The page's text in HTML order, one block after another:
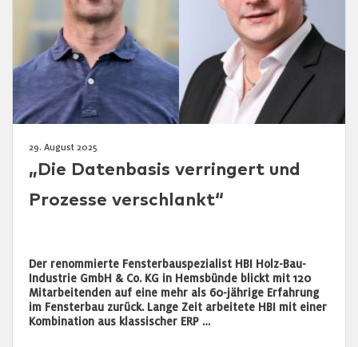
29. August 2025
„Die Datenbasis verringert und
Prozesse verschlankt“
Der renommierte Fensterbauspezialist HBI Holz-Bau-
Industrie GmbH & Co. KG in Hemsbünde blickt mit 120
Mitarbeitenden auf eine mehr als 60-jährige Erfahrung
im Fensterbau zurück. Lange Zeit arbeitete HBI mit einer
Kombination aus klassischer ERP …